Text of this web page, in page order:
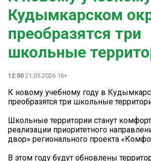
Кудымкарском
преобразятся три
школьные
12:00 21.05.2026 16+
К новому учебному году в
преобразятся три школьные
Школьные территории станут
реализации приоритетного
двор» регионального проекта
В этом году будут обновлены